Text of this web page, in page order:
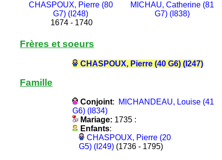
CHASPOUX, Pierre (80
G7) (I248)
1674 - 1740
MICHAU, Catherine (81
G7) (I838)
Frères et soeurs
CHASPOUX, Pierre (40 G6) (I247)
Famille
Conjoint:
MICHANDEAU, Louise (41
G6) (I834)
Mariage: 1735 :
Enfants:
CHASPOUX, Pierre (20
G5) (I249)(1736 - 1795)